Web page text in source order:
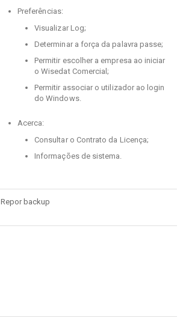
Preferências:
Visualizar Log;
Determinar a força da palavra passe;
Permitir escolher a empresa ao iniciar
o Wisedat Comercial;
Permitir associar o utilizador ao login
do Windows.
Acerca:
Consultar o Contrato da Licença;
Informações de sistema.
Repor backup